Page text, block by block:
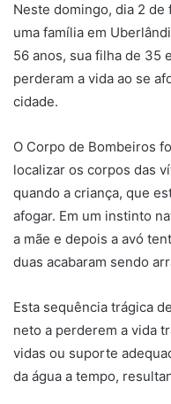
Neste domingo, dia 2
uma família em
56 anos, sua filha de 35
perderam a vida ao se
cidade.
O Corpo de Bombeiros
localizar os corpos das
quando a criança, que
afogar. Em um instinto
a mãe e depois a avó
duas acabaram sendo
Esta sequência trágica
neto a perderem a vida
vidas ou suporte
da água a tempo,